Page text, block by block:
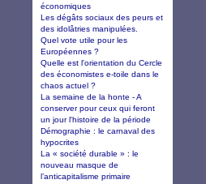
économiques
Les dégâts sociaux des peurs et
des idolâtries manipulées.
Quel vote utile pour les
Européennes ?
Quelle est l'orientation du Cercle
des économistes e-toile dans le
chaos actuel ?
La semaine de la honte - A
conserver pour ceux qui feront
un jour l'histoire de la période
Démographie : le carnaval des
hypocrites
La « société durable » : le
nouveau masque de
l’anticapitalisme primaire